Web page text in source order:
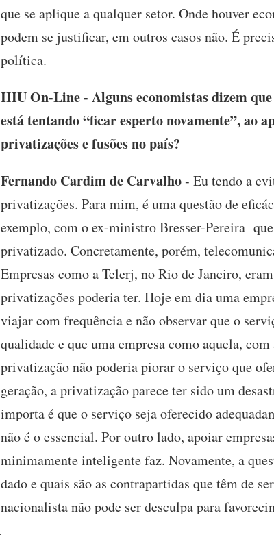
que se aplique a qualquer setor. Onde houver
podem se justificar, em outros casos não. É
política.
IHU On-Line - Alguns economistas dizem
está tentando “ficar esperto novamente”, ao
privatizações e fusões no país?
Fernando Cardim de Carvalho - Eu tendo a
privatizações. Para mim, é uma questão de
exemplo, com o ex-ministro Bresser-Pereira
privatizado. Concretamente, porém,
Empresas como a Telerj, no Rio de Janeiro,
privatizações poderia ter. Hoje em dia uma
viajar com frequência e não observar que o
qualidade e que uma empresa como aquela,
privatização não poderia piorar o serviço que
geração, a privatização parece ter sido um
importa é que o serviço seja oferecido
não é o essencial. Por outro lado, apoiar
minimamente inteligente faz. Novamente, a
dado e quais são as contrapartidas que têm de
nacionalista não pode ser desculpa para